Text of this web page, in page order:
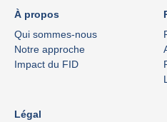
À propos
Qui sommes-nous
Notre approche
Impact du FID
Légal